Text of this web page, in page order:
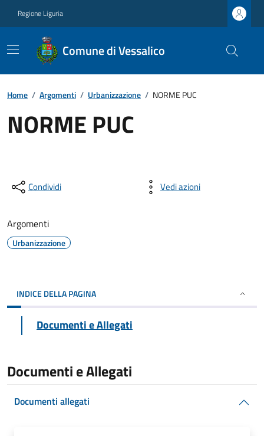
Regione Liguria
Comune di Vessalico
Home / Argomenti / Urbanizzazione / NORME PUC
NORME PUC
Condividi Vedi azioni
Argomenti
Urbanizzazione
INDICE DELLA PAGINA
Documenti e Allegati
Documenti e Allegati
Documenti allegati